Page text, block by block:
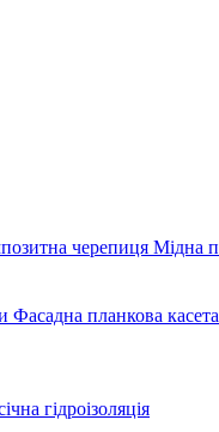
черепиця Мідна
Фасадна планкова касета
гідроізоляція